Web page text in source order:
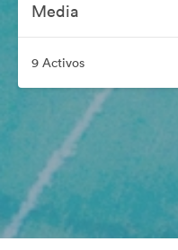
Media
9 Activos